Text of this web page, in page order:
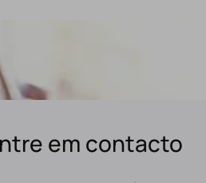
em contacto